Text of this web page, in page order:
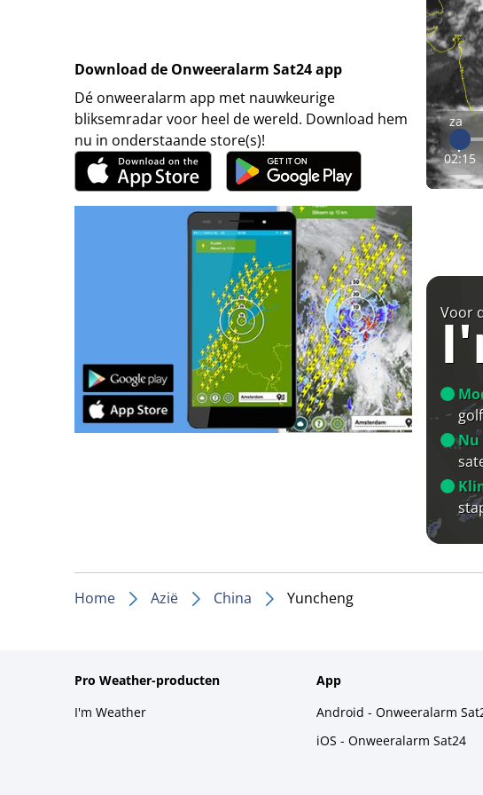
Download de Onweeralarm Sat24 app
Dé onweeralarm app met nauwkeurige
bliksemradar voor heel de wereld. Download hem
nu in onderstaande store(s)!
za
02:15
Voor
Nu
Home Azië China Yuncheng
Pro Weather-producten
I'm Weather
App
Android - Onweeralarm
iOS - Onweeralarm Sat24